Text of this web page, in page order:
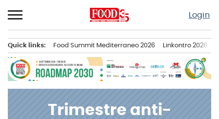
al
contenuto
Login
principale
Quick links: Food Summit Mediterraneo 2026 Linkontro 2026
Trimestre anti-